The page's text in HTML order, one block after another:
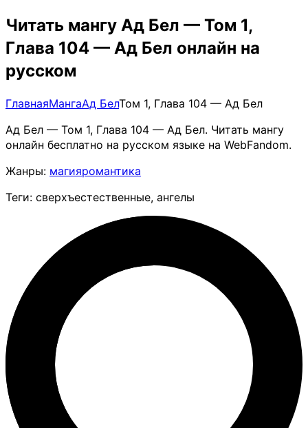
Читать мангу Ад Бел — Том 1,
Глава 104 — Ад Бел онлайн на
русском
ГлавнаяМангаАд БелТом 1, Глава 104 — Ад Бел
Ад Бел — Том 1, Глава 104 — Ад Бел. Читать мангу
онлайн бесплатно на русском языке на WebFandom.
Жанры: магияромантика
Теги: сверхъестественные, ангелы